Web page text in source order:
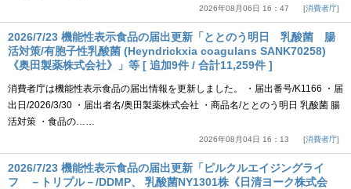
2026年08月06日 16：47 消費者庁
2026/7/23 機能性表示食品の届出更新「ととのう明日 乳酸菌 腸
活対策/有胞子性乳酸菌 (Heyndrickxia coagulans SANK70258)
《奥田製薬株式会社》」等 [ 追加9件 / 合計11,259件 ]
消費者庁は機能性表示食品の届出情報を更新しました。 ・届出番号/K1166 ・届
出日/2026/3/30 ・届出者名/奥田製薬株式会社 ・商品名/ととのう明日 乳酸菌 腸
活対策 ・食品の……
2026年08月04日 16：13 消費者庁
2026/7/23 機能性表示食品の届出更新「ピルクルエイジングライ
フ －トリプル－/DDMP、 乳酸菌NY1301株《日清ヨーク株式会